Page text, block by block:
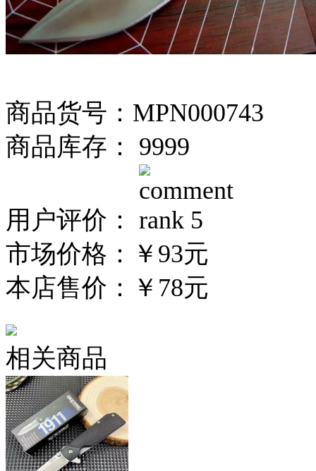
商品货号：MPN000743
商品库存： 9999
用户评价：
市场价格： ￥93元
本店售价： ￥78元
相关商品